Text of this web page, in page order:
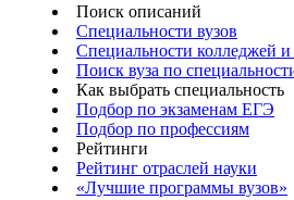
Поиск описаний
Специальности вузов
Специальности колледжей
Поиск вуза по
Как выбрать специальность
Подбор по экзаменам ЕГЭ
Подбор по профессиям
Рейтинги
Рейтинг отраслей науки
«Лучшие программы вузов»